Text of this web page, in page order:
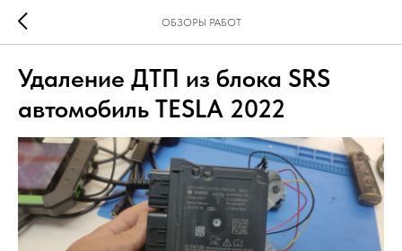
ОБЗОРЫ РАБОТ
Удаление ДТП из блока SRS
автомобиль TESLA 2022